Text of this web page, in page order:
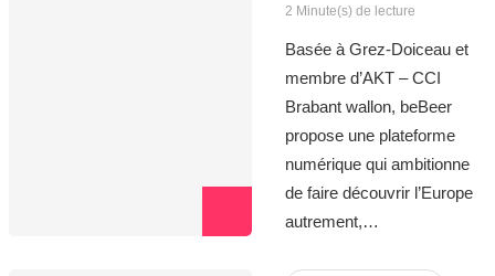
2 Minute(s) de lecture
Basée à Grez-Doiceau et
membre d’AKT – CCI
Brabant wallon, beBeer
propose une plateforme
numérique qui ambitionne
de faire découvrir l’Europe
autrement,…